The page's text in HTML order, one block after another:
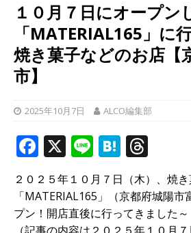
１０月７日にオープン
「MATERIAL165」に
焼き菓子などのお店【
市】
2025年10月7日 ALCO編集部
F
a
c
e
X Li
n
e
H
at
e
n
r
e
２０２５年１０月７日（木）、焼
「MATERIAL165」（京都府城陽
プン！開店直後に行ってきました～